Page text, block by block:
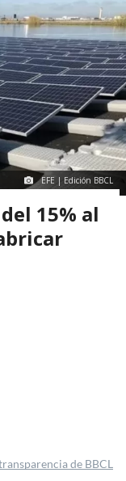
EFE | Edición BBCL
15% al
de BBCL